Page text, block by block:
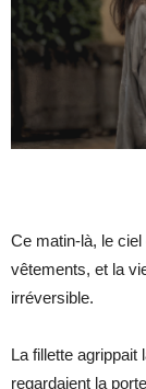
Ce matin-là, le ciel
vêtements, et la
irréversible.
La fillette agrippait
regardaient la